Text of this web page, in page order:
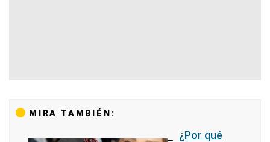
MIRA TAMBIÉN:
¿Por qué